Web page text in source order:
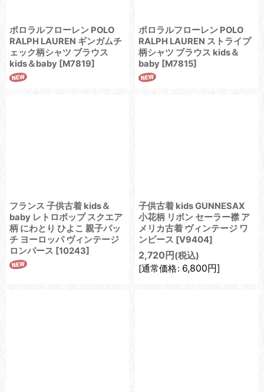
ポロラルフローレン POLO
RALPH LAUREN ギンガムチ
ェック柄シャツ ブラウス
kids＆baby [M7819]
ポロラルフローレン POLO
RALPH LAUREN ストライプ
柄シャツ ブラウス kids＆
baby [M7815]
フランス 子供古着 kids＆
baby レトロポップ スクエア
柄 にわとり ひよこ 親子パッ
チ ヨーロッパ ヴィンテージ
ロンパース [10243]
子供古着 kids GUNNESAX
小花柄 リボン セーラー襟 ア
メリカ古着 ヴィンテージ ワ
ンピース [V9404]
2,720 円 (税込)
[通常価格: 6,800円]